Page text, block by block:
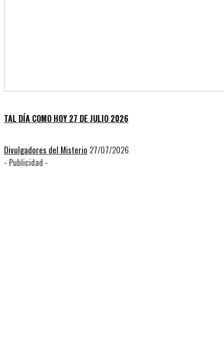
TAL DÍA COMO HOY 27 DE JULIO 2026
Divulgadores del Misterio 27/07/2026
- Publicidad -